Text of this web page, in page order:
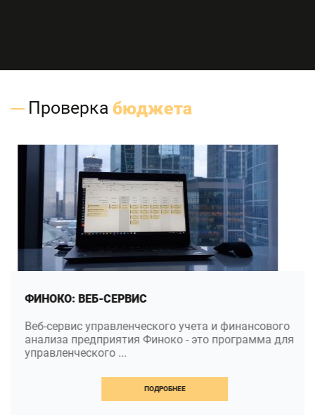
Проверка бюджета
ФИНОКО: ВЕБ-СЕРВИС
Веб-сервис управленческого учета и финансового
анализа предприятия Финоко - это программа для
управленческого ...
ПОДРОБНЕЕ